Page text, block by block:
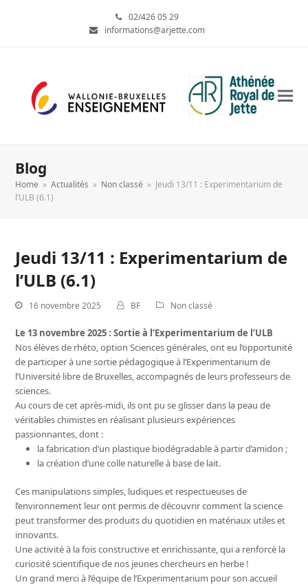
02/426 05 29
informations@arjette.com
Blog
Home » Actualités » Non classé » Jeudi 13/11 : Experimentarium de
l’ULB (6.1)
Jeudi 13/11 : Experimentarium de
l’ULB (6.1)
16 novembre 2025 BF Non classé
Le 13 novembre 2025 : Sortie à l’Experimentarium de l’ULB
Nos élèves de rhéto, option Sciences générales, ont eu l’opportunité
de participer à une sortie pédagogique à l’Experimentarium de
l’Université libre de Bruxelles, accompagnés de leurs professeurs de
sciences.
Au cours de cet après-midi, ils ont pu se glisser dans la peau de
véritables chimistes en réalisant plusieurs expériences
passionnantes, dont :
la fabrication d’un plastique biodégradable à partir d’amidon ;
la création d’une colle naturelle à base de lait.
Ces manipulations simples, ludiques et respectueuses de
l’environnement leur ont permis de découvrir comment la science
peut transformer des produits du quotidien en matériaux utiles et
innovants.
Une activité à la fois constructive et enrichissante, qui a renforcé la
curiosité scientifique de nos jeunes chercheurs en herbe !
Un grand merci à l’équipe de l’Experimentarium pour son accueil